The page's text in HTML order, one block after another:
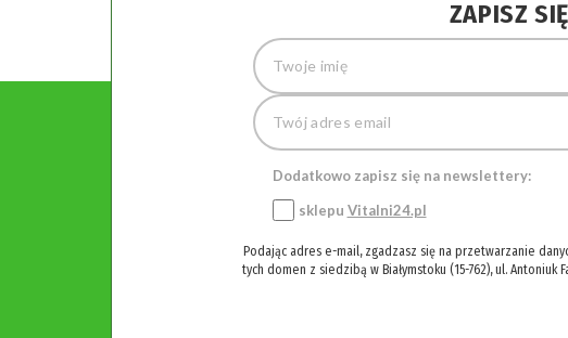
ZAPISZ
Dodatkowo zapisz się na newslettery:
sklepu Vitalni24.pl
Podając adres e-mail, zgadzasz się na przetwarzanie
tych domen z siedzibą w Białymstoku (15-762), ul.